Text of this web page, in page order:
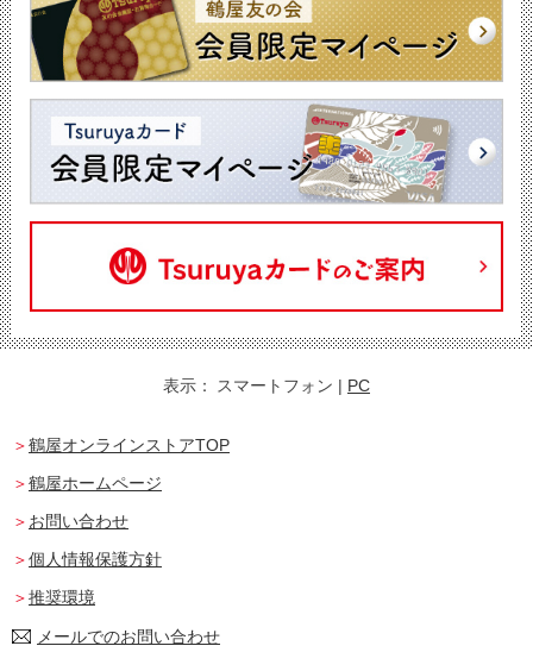
表示： スマートフォン | PC
鶴屋オンラインストアTOP
鶴屋ホームページ
お問い合わせ
個人情報保護方針
推奨環境
メールでのお問い合わせ